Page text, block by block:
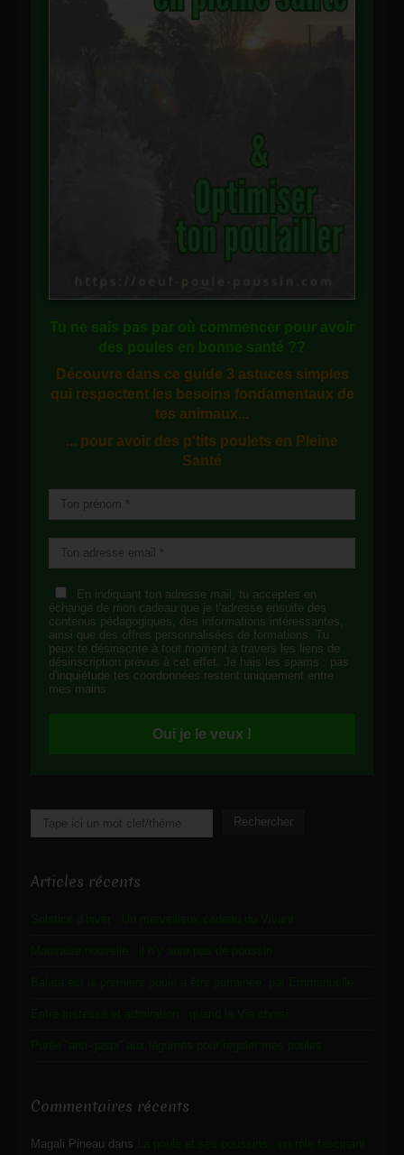
Tu ne sais pas par où commencer pour avoir
des poules en bonne santé ??
Découvre dans ce guide 3 astuces simples
qui respectent les besoins fondamentaux de
tes animaux...
... pour avoir des p'tits poulets en Pleine
Santé
En indiquant ton adresse mail, tu acceptes en
échange de mon cadeau que je t'adresse ensuite des
contenus pédagogiques, des informations intéressantes,
ainsi que des offres personnalisées de formations. Tu
peux te désinscrire à tout moment à travers les liens de
désinscription prévus à cet effet. Je hais les spams : pas
d'inquiétude tes coordonnées restent uniquement entre
mes mains.
Oui je le veux !
Rechercher Rechercher
Articles récents
Commentaires récents
Magali Pineau dans